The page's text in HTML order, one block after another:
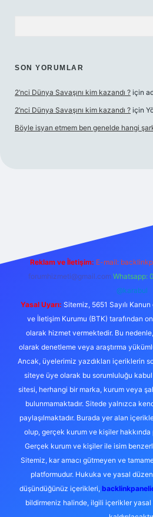
SON YORUMLAR
2’nci Dünya Savaşını kim kazandı ? için
2’nci Dünya Savaşını kim kazandı ? için
Böyle isyan etmem ben genelde hangi
Reklam ve İletişim: E-mail:
forumhizmeti@gmail.com Whatsapp:
@karabul
Yasal Uyarı: Sitemiz, 5651 Sayılı
ve İletişim Kurumu (BTK) tarafından
olarak hizmet vermektedir. Bu
olarak denetleme veya araştırma
Ancak, üyelerimiz yazdıkları içeriklerin
siteye üye olarak bu sorumluluğu kabul
sitesi, herhangi bir marka, kurum veya
bulunmamaktadır. Sitede yalnızca
paylaşılmaktadır. Burada yer alan
olup, gerçek kurum ve kişiler hakkında
Gerçek kurum ve kişiler ile isim
Sitemiz, kar amacı gütmeyen ve
platformudur. Hukuka ve yasal
düşündüğünüz içerikleri,
bildirmeniz halinde, ilgili içerikler